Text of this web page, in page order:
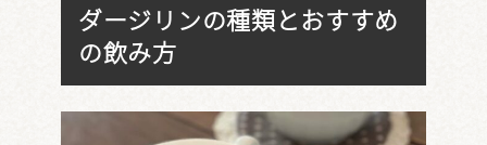
ダージリンの種類とおすすめ
の飲み方